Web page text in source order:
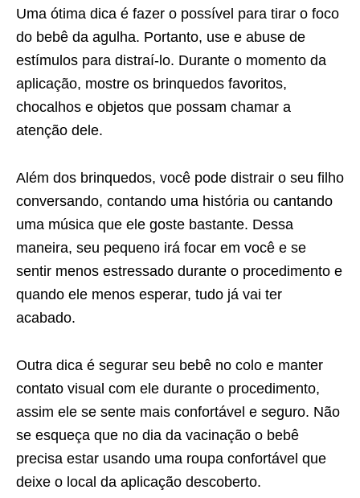
Uma ótima dica é fazer o possível para tirar o foco
do bebê da agulha. Portanto, use e abuse de
estímulos para distraí-lo. Durante o momento da
aplicação, mostre os brinquedos favoritos,
chocalhos e objetos que possam chamar a
atenção dele.
Além dos brinquedos, você pode distrair o seu filho
conversando, contando uma história ou cantando
uma música que ele goste bastante. Dessa
maneira, seu pequeno irá focar em você e se
sentir menos estressado durante o procedimento e
quando ele menos esperar, tudo já vai ter
acabado.
Outra dica é segurar seu bebê no colo e manter
contato visual com ele durante o procedimento,
assim ele se sente mais confortável e seguro. Não
se esqueça que no dia da vacinação o bebê
precisa estar usando uma roupa confortável que
deixe o local da aplicação descoberto.